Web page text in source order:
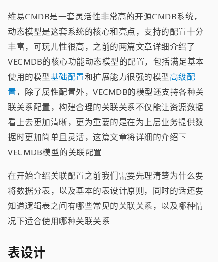
维易CMDB是一套灵活性非常高的开源CMDB系统，
动态模型是这套系统的核心和亮点，支持的配置十分
丰富，可玩儿性很高，之前的两篇文章详细介绍了
VECMDB的核心功能动态模型的配置，包括满足基本
使用的模型基础配置和扩展能力很强的模型高级配
置 ，除了属性配置外，VECMDB的模型还支持各种关
联关系配置，构建合理的关联关系不仅能让资源数据
看上去更加清晰，更为重要的是在为上层业务提供数
据时更加简单且灵活，这篇文章将详细的介绍下
VECMDB模型的关联配置
在开始介绍关联配置之前我们需要先理清楚为什么要
将数据分表，以及基本的表设计原则，同时的话还要
知道逻辑表之间有哪些常见的关联关系，以及哪种情
况下适合使用哪种关联关系
表设计